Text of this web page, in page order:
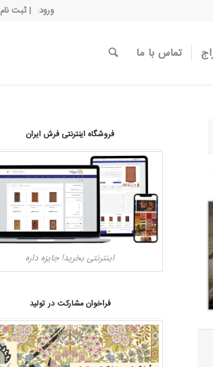
ورود | ثبت نام
تماس با ما
فروشگاه اینترنتی فرش ایران
اینترنتی بخرید! جایزه داره
فراخوان مشارکت در تولید